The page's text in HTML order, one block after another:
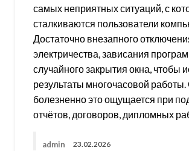
самых неприятных ситуаций, с
сталкиваются пользователи
Достаточно внезапного
электричества, зависания
случайного закрытия окна, чтобы
результаты многочасовой
болезненно это ощущается при
отчётов, договоров, дипломных
admin 23.02.2026